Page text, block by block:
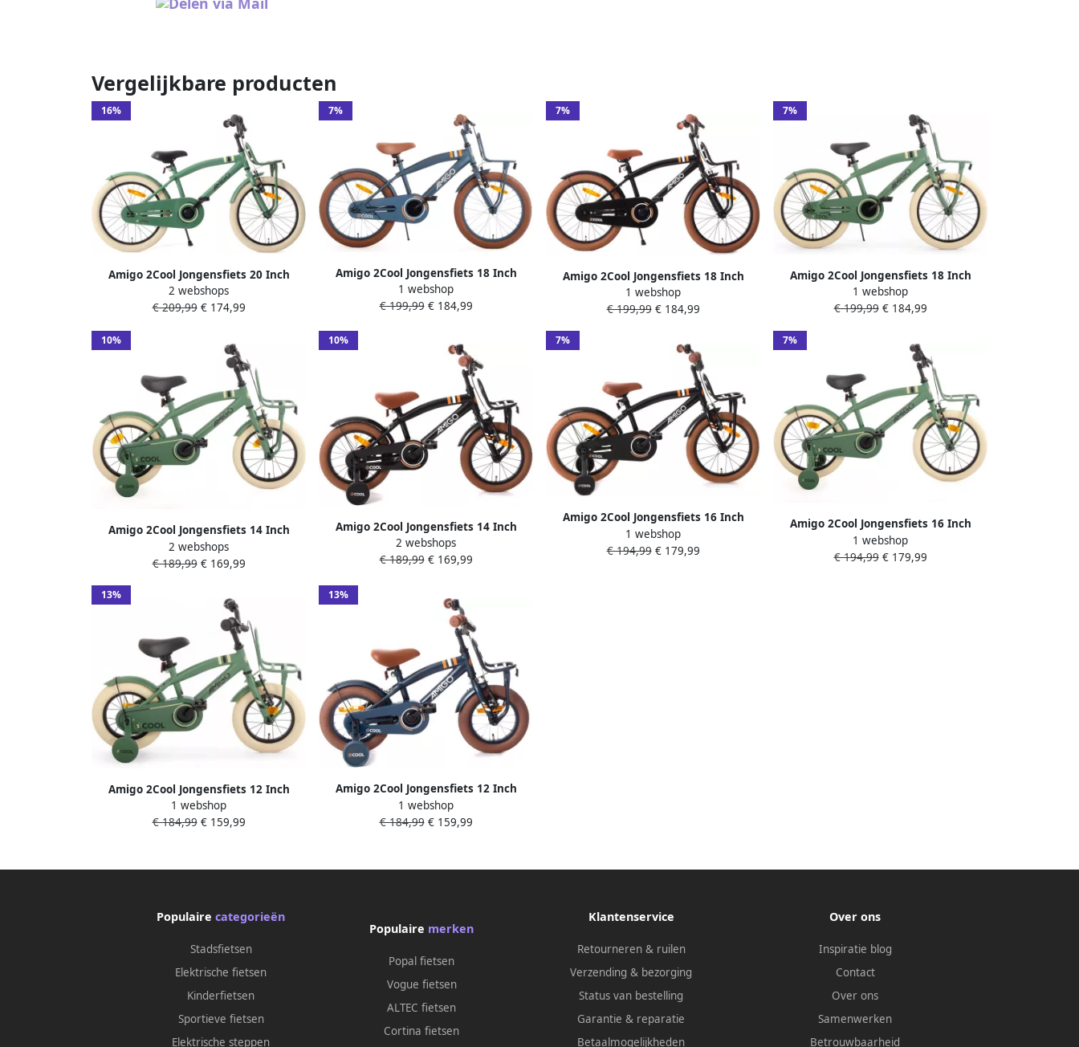
Vergelijkbare producten
16%
Amigo 2Cool Jongensfiets 20 Inch
Kinderfiets voor 6 tot 8 Jaar 115-125 cm
Groen
2 webshops
€ 209,99€ 174,99
7%
Amigo 2Cool Jongensfiets 18 Inch
Kinderfiets voor 5 tot 7 Jaar 105-120 cm
Blauw
1 webshop
€ 199,99€ 184,99
7%
Amigo 2Cool Jongensfiets 18 Inch
Kinderfiets voor 5 tot 7 Jaar 105-120 cm
Zwart
1 webshop
€ 199,99€ 184,99
7%
Amigo 2Cool Jongensfiets 18 Inch
Kinderfiets voor 5 tot 7 Jaar 105-120 cm
Groen
1 webshop
€ 199,99€ 184,99
10%
Amigo 2Cool Jongensfiets 14 Inch
Kinderfiets voor 3 tot 5 Jaar 95-110 cm
Groen met Zijwieltjes
2 webshops
€ 189,99€ 169,99
10%
Amigo 2Cool Jongensfiets 14 Inch
Kinderfiets voor 3 tot 5 Jaar 95-110 cm
Zwart met Zijwieltjes
2 webshops
€ 189,99€ 169,99
7%
Amigo 2Cool Jongensfiets 16 Inch
Kinderfiets voor 4 tot 6 Jaar 100-115 cm
Zwart met Zijwieltjes
1 webshop
€ 194,99€ 179,99
7%
Amigo 2Cool Jongensfiets 16 Inch
Kinderfiets voor 4 tot 6 Jaar 100-115 cm
Groen met Zijwieltjes
1 webshop
€ 194,99€ 179,99
13%
Amigo 2Cool Jongensfiets 12 Inch
Kinderfiets voor 2 tot 4 Jaar 90-105 cm
Groen met Zijwieltjes
1 webshop
€ 184,99€ 159,99
13%
Amigo 2Cool Jongensfiets 12 Inch
Kinderfiets voor 2 tot 4 Jaar 90-105 cm
Blauw met Zijwieltjes
1 webshop
€ 184,99€ 159,99
Populairecategorieën
Stadsfietsen
Elektrische fietsen
Kinderfietsen
Sportieve fietsen
Elektrische steppen
Populaire merken
Popal fietsen
Vogue fietsen
ALTEC fietsen
Cortina fietsen
Klantenservice
Retourneren & ruilen
Verzending & bezorging
Status van bestelling
Garantie & reparatie
Betaalmogelijkheden
Over ons
Inspiratie blog
Contact
Over ons
Samenwerken
Betrouwbaarheid